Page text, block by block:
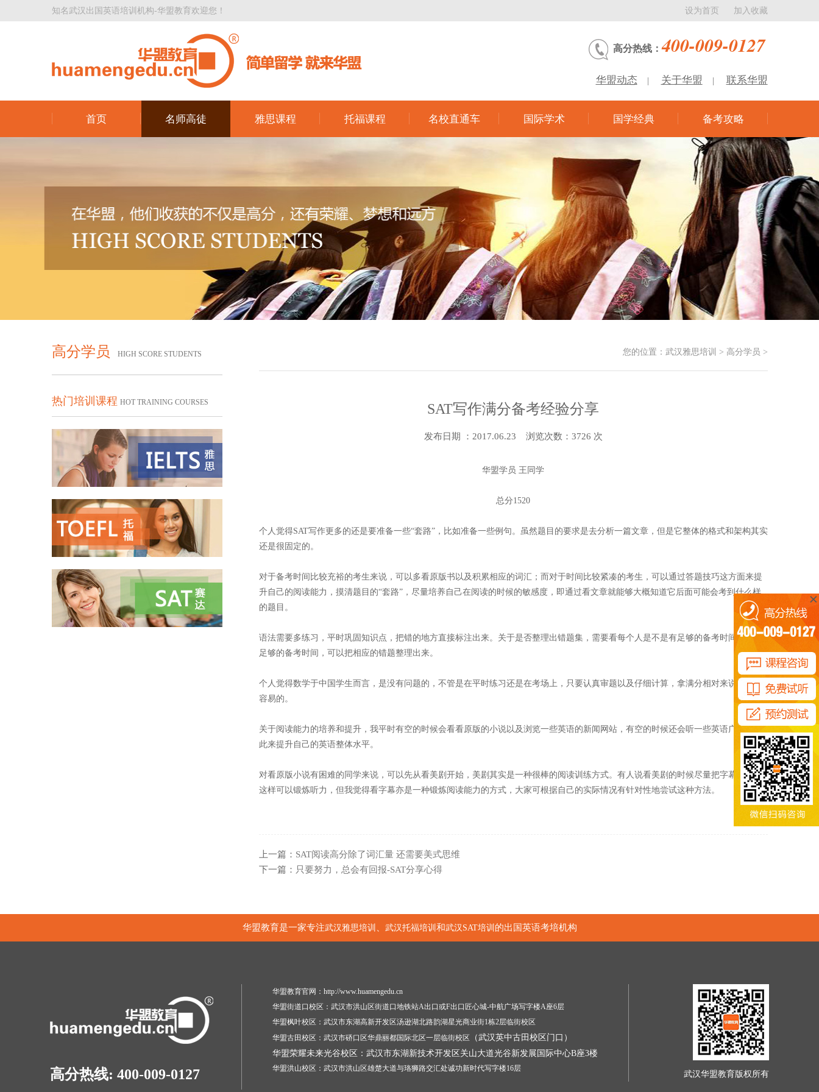
知名武汉出国英语培训机构-华盟教育欢迎您！ 设为首页 加入收藏
高分热线：400-009-0127
华盟动态 关于华盟 联系华盟
首页 名师高徒 雅思课程 托福课程 名校直通车 国际学术 国学经典 备考攻略
高分学员 HIGH SCORE STUDENTS
热门培训课程 HOT TRAINING COURSES
您的位置： 武汉雅思培训 > 高分学员 >
SAT写作满分备考经验分享
发布日期 ：2017.06.23 浏览次数：3726 次
华盟学员 王同学
总分1520
个人觉得SAT写作更多的还是要准备一些“套路”，比如准备一些例句。虽然题目的要求是去分析一篇文章，但是它整体的格式和架构其实
还是很固定的。
对于备考时间比较充裕的考生来说，可以多看原版书以及积累相应的词汇；而对于时间比较紧凑的考生，可以通过答题技巧这方面来提
升自己的阅读能力，摸清题目的“套路”，尽量培养自己在阅读的时候的敏感度，即通过看文章就能够大概知道它后面可能会考到什么样
的题目。
语法需要多练习，平时巩固知识点，把错的地方直接标注出来。关于是否整理出错题集，需要看每个人是不是有足够的备考时间，如有
足够的备考时间，可以把相应的错题整理出来。
个人觉得数学于中国学生而言，是没有问题的，不管是在平时练习还是在考场上，只要认真审题以及仔细计算，拿满分相对来说是比较
容易的。
关于阅读能力的培养和提升，我平时有空的时候会看看原版的小说以及浏览一些英语的新闻网站，有空的时候还会听一些英语广播，借
此来提升自己的英语整体水平。
对看原版小说有困难的同学来说，可以先从看美剧开始，美剧其实是一种很棒的阅读训练方式。有人说看美剧的时候尽量把字幕遮掉，
这样可以锻炼听力，但我觉得看字幕亦是一种锻炼阅读能力的方式，大家可根据自己的实际情况有针对性地尝试这种方法。
上一篇： SAT阅读高分除了词汇量 还需要美式思维
下一篇： 只要努力，总会有回报-SAT分享心得
华盟教育是一家专注武汉雅思培训 武汉托福培训 和武汉SAT培训 的出国英语考培机构
高分热线: 400-009-0127
华盟教育官网：http://www.huamengedu.cn
华盟街道口校区：武汉市洪山区街道口地铁站A出口或F出口匠心城-中航广场写字楼A座6层
华盟枫叶校区：武汉市东湖高新开发区汤逊湖北路韵湖星光商业街1栋2层临街校区
华盟古田校区：武汉市硚口区华鼎丽都国际北区一层临街校区
（武汉英中古田校区门口）
华盟荣耀未来光谷校区：武汉市东湖新技术开发区关山大道光谷新发展国际中心B座3楼
华盟洪山校区：武汉市洪山区雄楚大道与珞狮路交汇处诚功新时代写字楼16层
武汉华盟教育版权所有